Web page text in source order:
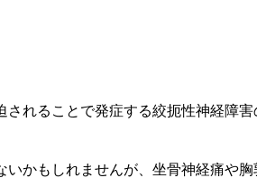
れることで発症する絞扼性神経障害
かもしれませんが、坐骨神経痛や